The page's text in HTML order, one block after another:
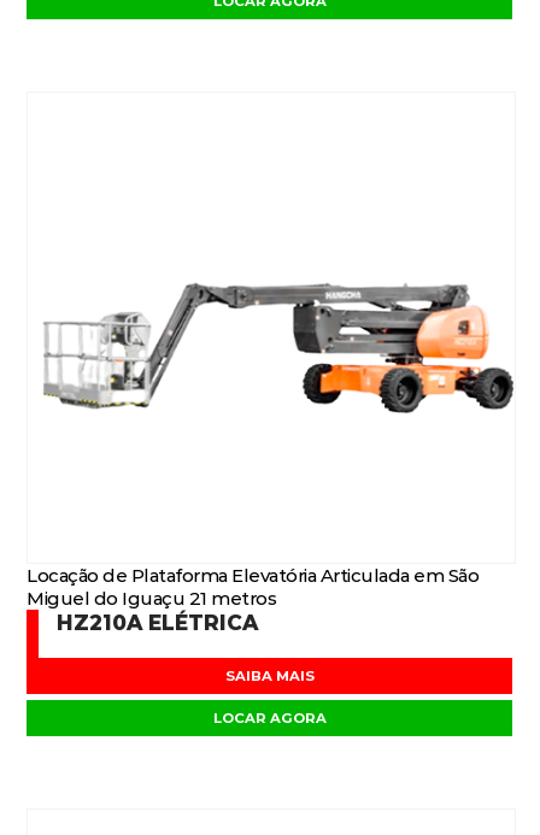
Locação de Plataforma Elevatória Articulada em São
Miguel do Iguaçu 21 metros
HZ210A ELÉTRICA
SAIBA MAIS
LOCAR AGORA